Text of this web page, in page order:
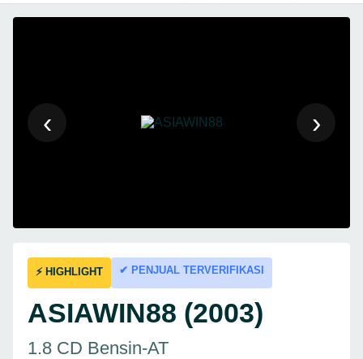
‹ ›
⚡ HIGHLIGHT ✔ PENJUAL TERVERIFIKASI
ASIAWIN88 (2003)
1.8 CD Bensin-AT